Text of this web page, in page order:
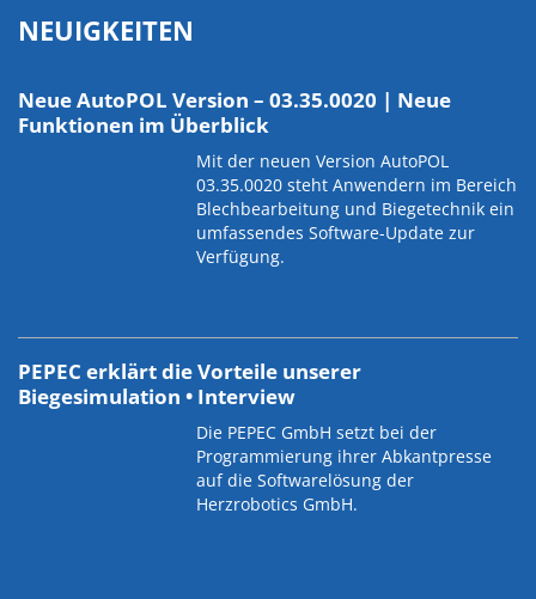
NEUIGKEITEN
Neue AutoPOL Version – 03.35.0020 | Neue
Funktionen im Überblick
Mit der neuen Version AutoPOL
03.35.0020 steht Anwendern im Bereich
Blechbearbeitung und Biegetechnik ein
umfassendes Software-Update zur
Verfügung.
PEPEC erklärt die Vorteile unserer
Biegesimulation • Interview
Die PEPEC GmbH setzt bei der
Programmierung ihrer Abkantpresse
auf die Softwarelösung der
Herzrobotics GmbH.